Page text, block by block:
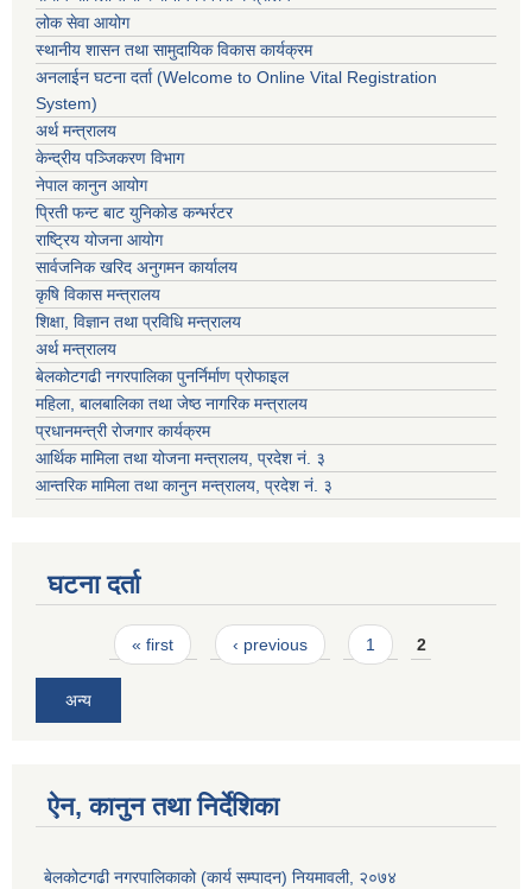
लोक सेवा आयोग
स्थानीय शासन तथा सामुदायिक विकास कार्यक्रम
अनलाईन घटना दर्ता (Welcome to Online Vital Registration
System)
अर्थ मन्त्रालय
केन्द्रीय पञ्जिकरण विभाग
नेपाल कानुन आयोग
प्रिती फन्ट बाट युनिकोड कन्भर्रटर
राष्ट्रिय योजना आयोग
सार्वजनिक खरिद अनुगमन कार्यालय
कृषि विकास मन्त्रालय
शिक्षा, विज्ञान तथा प्रविधि मन्त्रालय
अर्थ मन्त्रालय
बेलकोटगढी नगरपालिका पुनर्निर्माण प्रोफाइल
महिला, बालबालिका तथा जेष्ठ नागरिक मन्त्रालय
प्रधानमन्त्री रोजगार कार्यक्रम
आर्थिक मामिला तथा योजना मन्त्रालय, प्रदेश नं. ३
आन्तरिक मामिला तथा कानुन मन्त्रालय, प्रदेश नं. ३
घटना दर्ता
Pages« first ‹ previous 1 2
अन्य
ऐन, कानुन तथा निर्देशिका
बेलकोटगढी नगरपालिकाको (कार्य सम्पादन) नियमावली, २०७४